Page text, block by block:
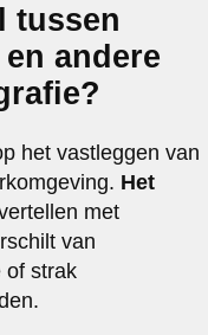
tussen
andere
het vastleggen van
Het
met
van
of strak